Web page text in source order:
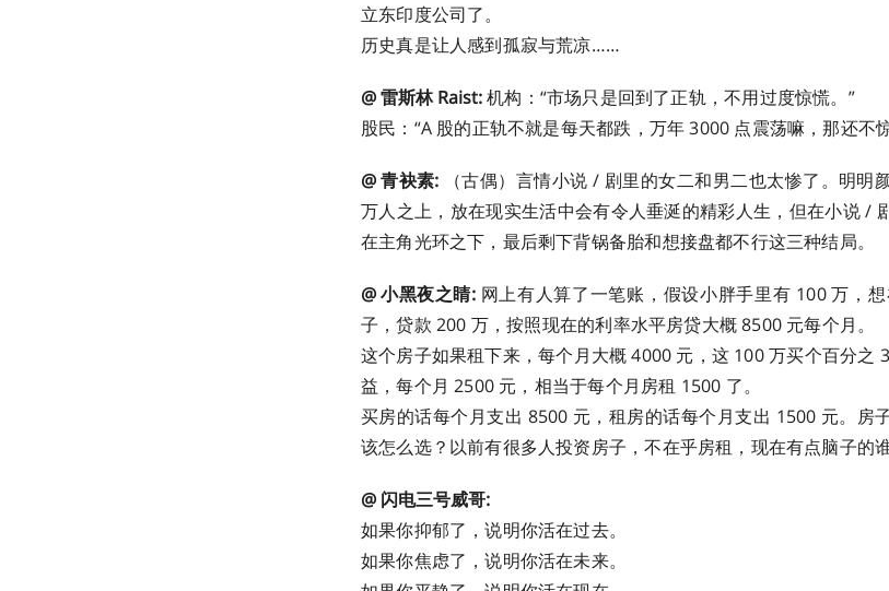
立东印度公司了。
历史真是让人感到孤寂与荒凉…… ​​​
@ 雷斯林 Raist:机构：“市场只是回到了正轨，不用过度惊慌。”
股民：“A 股的正轨不就是每天都跌，万年 3000 点震荡嘛，那还不
@ 青袂素: （古偶）言情小说 / 剧里的女二和男二也太惨了。明明
万人之上，放在现实生活中会有令人垂涎的精彩人生，但在小说 /
在主角光环之下，最后剩下背锅备胎和想接盘都不行这三种结局。
@ 小黑夜之睛:网上有人算了一笔账，假设小胖手里有 100 万，
子，贷款 200 万，按照现在的利率水平房贷大概 8500 元每个月。
这个房子如果租下来，每个月大概 4000 元，这 100 万买个百分之
益，每个月 2500 元，相当于每个月房租 1500 了。
买房的话每个月支出 8500 元，租房的话每个月支出 1500 元。房
该怎么选？以前有很多人投资房子，不在乎房租，现在有点脑子的
@ 闪电三号威哥:
如果你抑郁了，说明你活在过去。
如果你焦虑了，说明你活在未来。